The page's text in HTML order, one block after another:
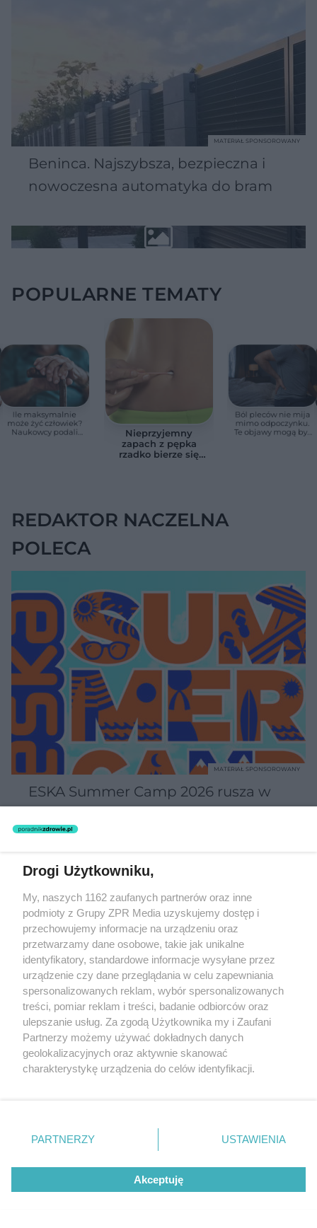
Beninca. Najszybsza, bezpieczna i
nowoczesna automatyka do bram
MATERIAŁ SPONSOROWANY
POPULARNE TEMATY
Ile maksymalnie
może żyć człowiek?
Naukowcy podali
Nieprzyjemny
zapach z pępka
rzadko bierze się
Ból pleców nie mija
mimo odpoczynku.
Te objawy mogą być
REDAKTOR NACZELNA
POLECA
ESKA Summer Camp 2026 rusza w
spróbuj kultowych Michałków z
MATERIAŁ SPONSOROWANY
MUZYKA
Drogi Użytkowniku,
My, naszych 1162 zaufanych partnerów oraz inne
podmioty z Grupy ZPR Media uzyskujemy dostęp i
przechowujemy informacje na urządzeniu oraz
przetwarzamy dane osobowe, takie jak unikalne
identyfikatory, standardowe informacje wysyłane przez
urządzenie czy dane przeglądania w celu zapewniania
spersonalizowanych reklam, wybór spersonalizowanych
treści, pomiar reklam i treści, badanie odbiorców oraz
ulepszanie usług. Za zgodą Użytkownika my i Zaufani
Partnerzy możemy używać dokładnych danych
geolokalizacyjnych oraz aktywnie skanować
charakterystykę urządzenia do celów identyfikacji.
zmienić/wycofać klikając przycisk ustawień prywatności
znajdujący się w lewym dolnym rogu strony
rodzaje przetwarzania danych nie wymagają zgody
użytkownika, ale masz prawo sprzeciwić się takiemu
przetwarzaniu. Preferencje będą miały zastosowanie tylko
PARTNERZY USTAWIENIA
Akceptuję